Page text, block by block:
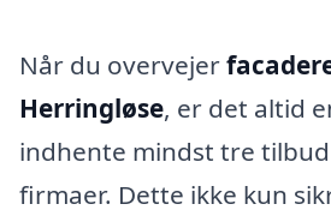
Når du overvejer
Herringløse, er det altid
indhente mindst tre
firmaer. Dette ikke kun